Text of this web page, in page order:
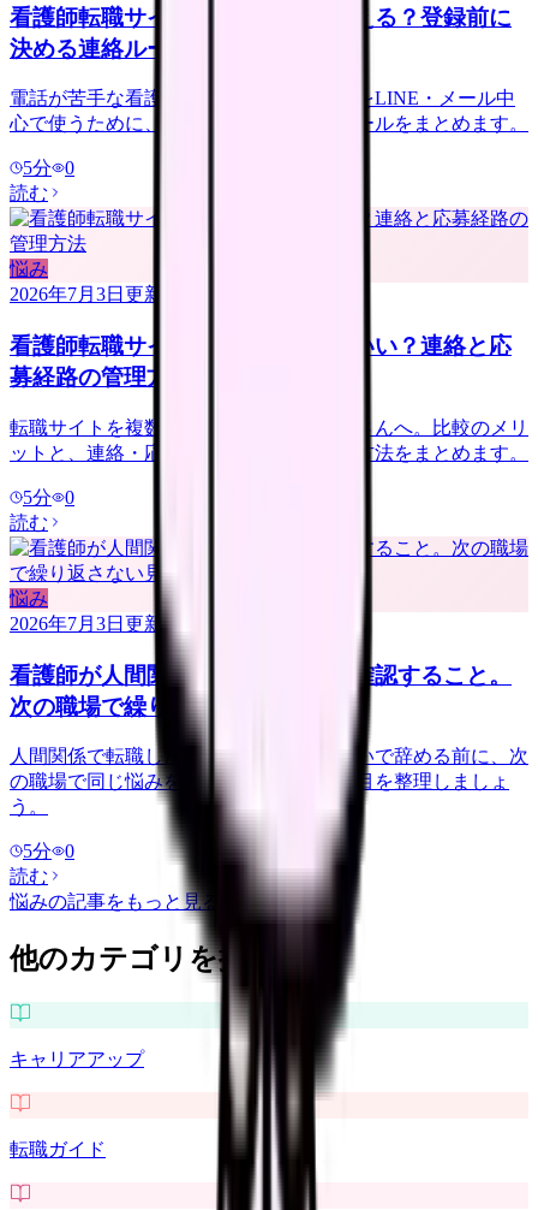
看護師転職サイトは電話なしで使える？登録前に
決める連絡ルール
電話が苦手な看護師さんへ。転職サイトをLINE・メール中
心で使うために、登録前に決める連絡ルールをまとめます。
5分
0
読む
悩み
2026年7月3日 更新
看護師転職サイトは複数登録していい？連絡と応
募経路の管理方法
転職サイトを複数登録するか迷う看護師さんへ。比較のメリ
ットと、連絡・応募経路で疲れない管理方法をまとめます。
5分
0
読む
悩み
2026年7月3日 更新
看護師が人間関係で転職する前に確認すること。
次の職場で繰り返さない見方
人間関係で転職したい看護師さんへ。勢いで辞める前に、次
の職場で同じ悩みを繰り返さない確認項目を整理しましょ
う。
5分
0
読む
悩みの記事をもっと見る
他のカテゴリを探す
キャリアアップ
転職ガイド